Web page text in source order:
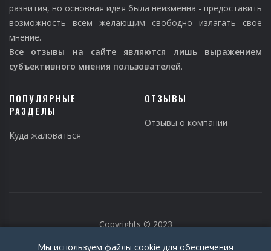
развития, но основная идея была неизменна - предоставить
возможность всем желающим свободно излагать свое
мнение.
Все отзывы на сайте являются лишь выражением
субъективного мнения пользователей.
ПОПУЛЯРНЫЕ
РАЗДЕЛЫ
Куда жаловаться
ОТЗЫВЫ
Отзывы о компании
Copyrights © 2023
Мы используем файлы cookie для обеспечения